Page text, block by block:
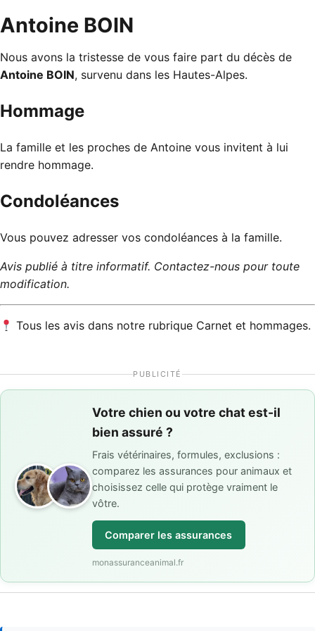
Antoine BOIN
Nous avons la tristesse de vous faire part du décès de
Antoine BOIN, survenu dans les Hautes-Alpes.
Hommage
La famille et les proches de Antoine vous invitent à lui
rendre hommage.
Condoléances
Vous pouvez adresser vos condoléances à la famille.
Avis publié à titre informatif. Contactez-nous pour toute
modification.
Tous les avis dans notre rubrique Carnet et hommages.
PUBLICITÉ
Votre chien ou votre chat est-il
bien assuré ?
Frais vétérinaires, formules, exclusions :
comparez les assurances pour animaux et
choisissez celle qui protège vraiment le
vôtre.
Comparer les assurances
monassuranceanimal.fr